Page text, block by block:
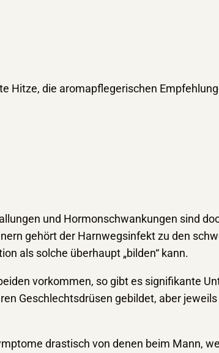
Hitze, die aromapflegerischen
und Hormonschwankungen sind
gehört der Harnwegsinfekt zu den
als solche überhaupt „bilden“ kann.
vorkommen, so gibt es signifikante
Geschlechtsdrüsen gebildet, aber
drastisch von denen beim Mann,